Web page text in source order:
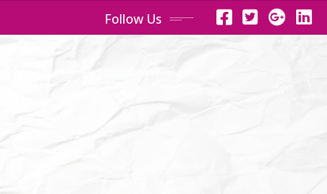
Follow Us